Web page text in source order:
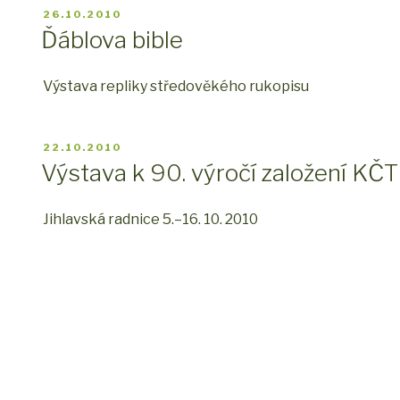
PUBLIKOVÁNO
26.10.2010
Ďáblova bible
Výstava repliky středověkého rukopisu
PUBLIKOVÁNO
22.10.2010
Výstava k 90. výročí založení
Jihlavská radnice 5.–16. 10. 2010